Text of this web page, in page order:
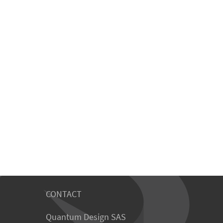
CONTACT
Quantum Design SAS